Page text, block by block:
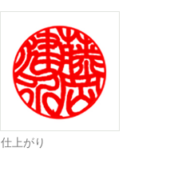
仕上がり